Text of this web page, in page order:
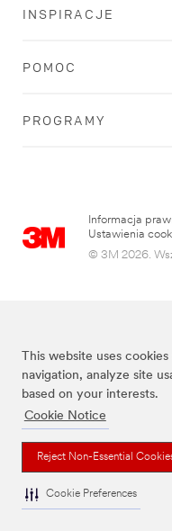
This website uses
navigation, analyze site
based on your interests.
Cookie Notice
Reject Non-Essential
Cookie Preferences
INSPIRACJE
POMOC
PROGRAMY
Informacja
Ustawienia
© 3M 2026.
3M, Post-it® oraz kolor